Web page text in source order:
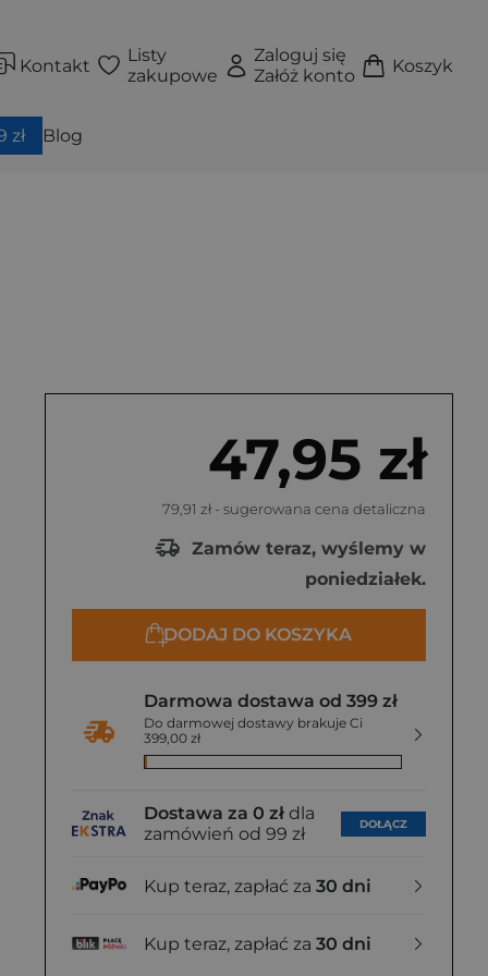
Kontakt
Listy
zakupowe
Zaloguj się
Załóż konto
Koszyk
zł Blog
47,95 zł
79,91 zł - sugerowana cena detaliczna
Zamów teraz, wyślemy w
poniedziałek.
DODAJ DO KOSZYKA
Darmowa dostawa od 399 zł
Do darmowej dostawy brakuje Ci
399,00 zł
Dostawa za 0 zł dla
zamówień od 99 zł
DOŁĄCZ
Kup teraz, zapłać za 30 dni
Kup teraz, zapłać za 30 dni